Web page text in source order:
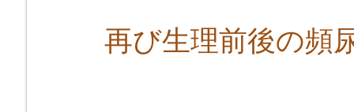
再び生理前後の頻